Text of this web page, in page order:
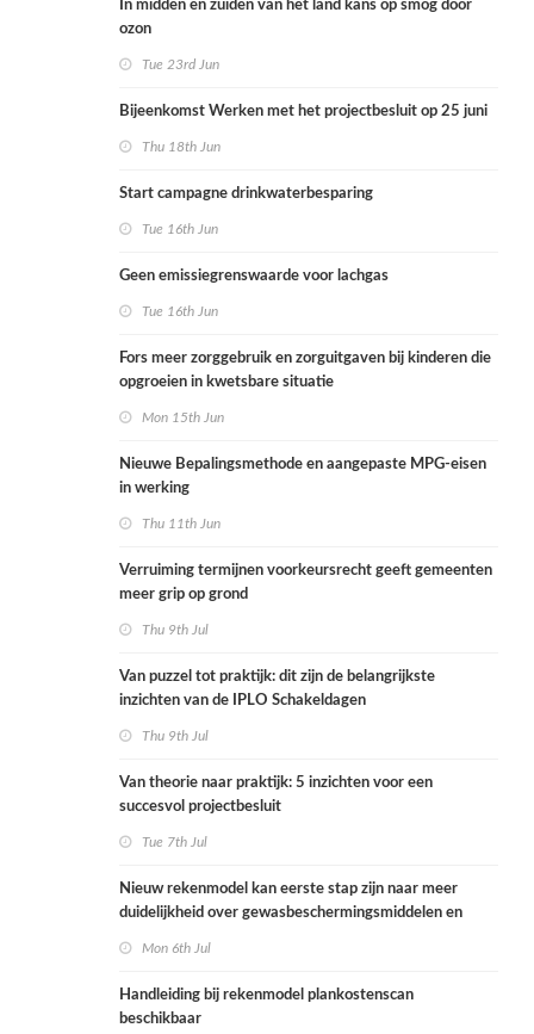
In midden en zuiden van het land kans op smog door
ozon
Tue 23rd Jun
Bijeenkomst Werken met het projectbesluit op 25 juni
Thu 18th Jun
Start campagne drinkwaterbesparing
Tue 16th Jun
Geen emissiegrenswaarde voor lachgas
Tue 16th Jun
Fors meer zorggebruik en zorguitgaven bij kinderen die
opgroeien in kwetsbare situatie
Mon 15th Jun
Nieuwe Bepalingsmethode en aangepaste MPG-eisen
in werking
Thu 11th Jun
Verruiming termijnen voorkeursrecht geeft gemeenten
meer grip op grond
Thu 9th Jul
Van puzzel tot praktijk: dit zijn de belangrijkste
inzichten van de IPLO Schakeldagen
Thu 9th Jul
Van theorie naar praktijk: 5 inzichten voor een
succesvol projectbesluit
Tue 7th Jul
Nieuw rekenmodel kan eerste stap zijn naar meer
duidelijkheid over gewasbeschermingsmiddelen en
Mon 6th Jul
Handleiding bij rekenmodel plankostenscan
beschikbaar